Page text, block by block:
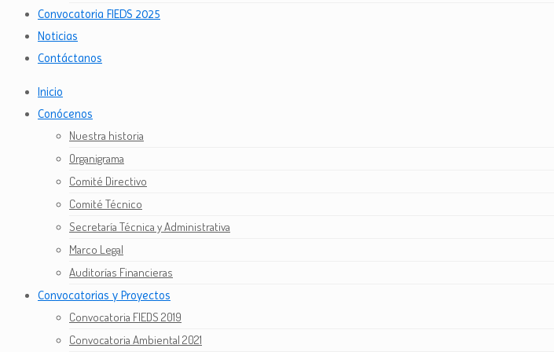
Convocatoria FIEDS 2025
Noticias
Contáctanos
Inicio
Conócenos
Nuestra historia
Organigrama
Comité Directivo
Comité Técnico
Secretaría Técnica y Administrativa
Marco Legal
Auditorías Financieras
Convocatorias y Proyectos
Convocatoria FIEDS 2019
Convocatoria Ambiental 2021